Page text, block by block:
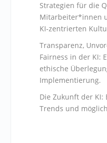
Strategien für die
Mitarbeiter*innen
KI-zentrierten
Transparenz,
Fairness in der KI:
ethische
Implementierung.‍
Die Zukunft der
Trends und